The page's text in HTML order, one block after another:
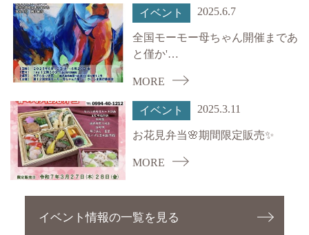
イベント 2025.6.7
全国モーモー母ちゃん開催まであ
と僅か'…
MORE
イベント 2025.3.11
お花見弁当🌸期間限定販売✨
MORE
イベント情報の一覧を見る